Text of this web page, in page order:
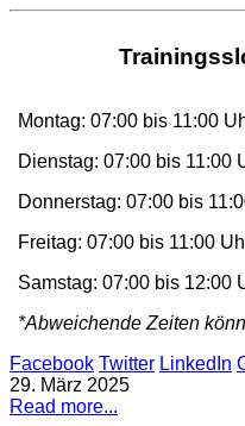
Montag: 07:00 bis 11:00
Dienstag: 07:00 bis 11:00
Donnerstag: 07:00 bis
Freitag: 07:00 bis 11:00
Samstag: 07:00 bis 12:00
*Abweichende Zeiten
Facebook Twitter LinkedIn
29. März 2025
Read more...